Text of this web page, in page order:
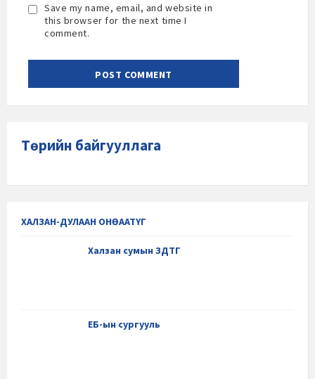
Save my name, email, and website in
this browser for the next time I
comment.
Төрийн байгууллага
ХАЛЗАН-ДУЛААН ОНӨААТҮГ
Халзан сумын ЗДТГ
ЕБ-ын сургууль